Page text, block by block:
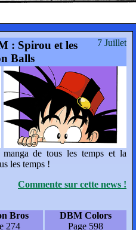
7 Juillet
: Spirou et les
Balls
de tous les temps et la
les temps !
Commente sur cette news !
Bros
274
DBM Colors
Page 598